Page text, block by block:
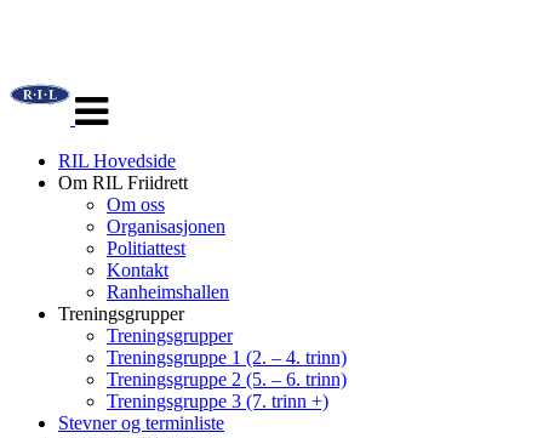
navigasjon
RIL Hovedside
Om RIL Friidrett
Om oss
Organisasjonen
Politiattest
Kontakt
Ranheimshallen
Treningsgrupper
Treningsgrupper
Treningsgruppe 1 (2. – 4. trinn)
Treningsgruppe 2 (5. – 6. trinn)
Treningsgruppe 3 (7. trinn +)
Stevner og terminliste